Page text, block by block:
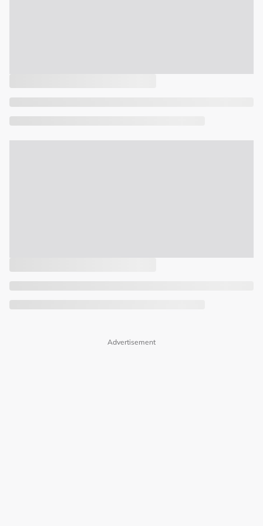
Advertisement